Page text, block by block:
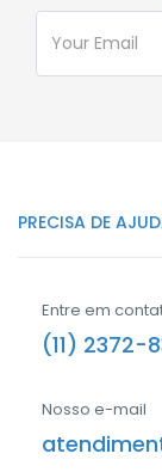
PRECISA DE
Entre em
(11) 2372-
Nosso e-mail